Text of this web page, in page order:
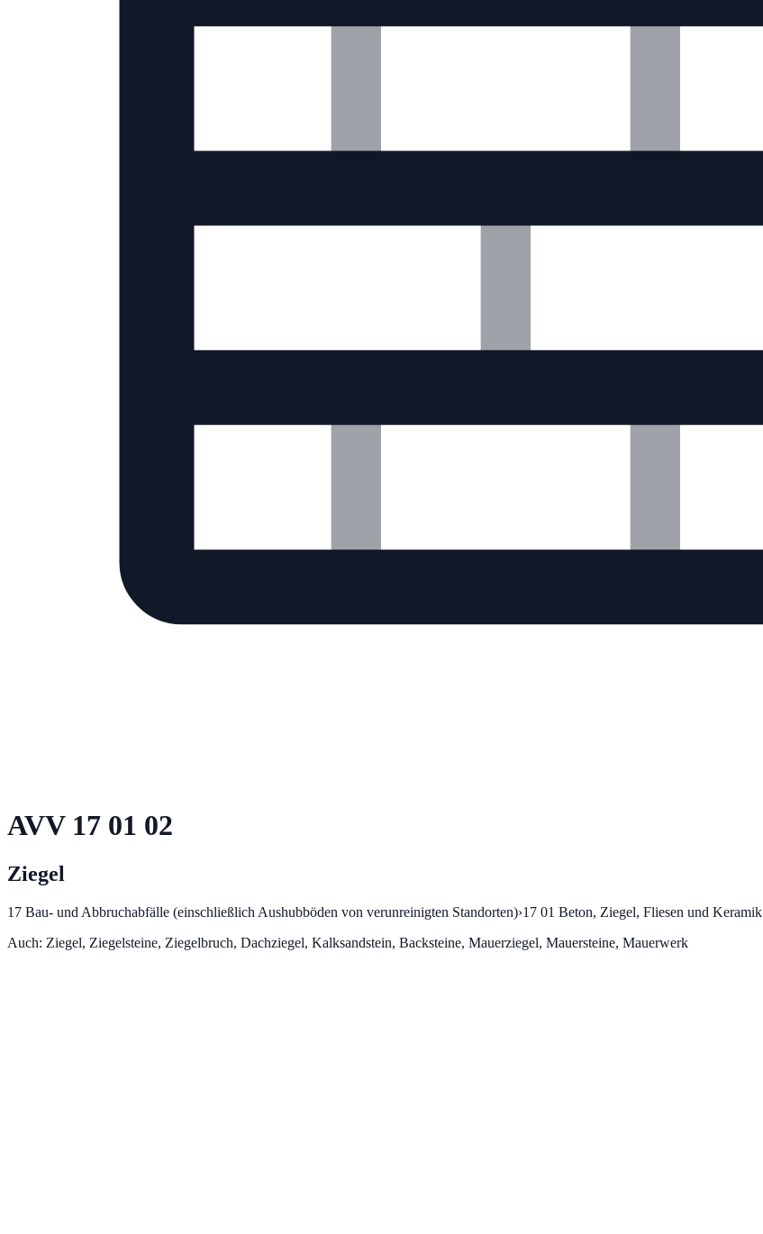
AVV 17 01 02
Ziegel
17 Bau- und Abbruchabfälle (einschließlich Aushubböden von verunreinigten Standorten)›17 01 Beton, Ziegel, Fliesen und Keramik
Auch: Ziegel, Ziegelsteine, Ziegelbruch, Dachziegel, Kalksandstein, Backsteine, Mauerziegel, Mauersteine, Mauerwerk